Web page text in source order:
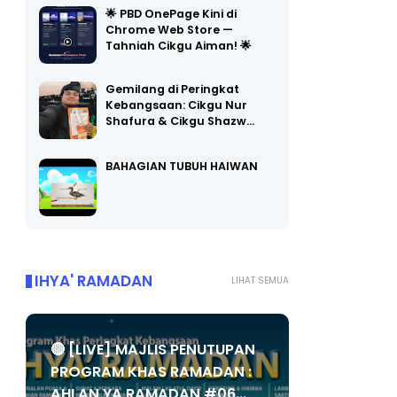
🌟 PBD OnePage Kini di
Chrome Web Store —
Tahniah Cikgu Aiman! 🌟
Gemilang di Peringkat
Kebangsaan: Cikgu Nur
Shafura & Cikgu Shazw…
BAHAGIAN TUBUH HAIWAN
LIHAT SEMUA
IHYA' RAMADAN
🔴 [LIVE] MAJLIS PENUTUPAN
PROGRAM KHAS RAMADAN :